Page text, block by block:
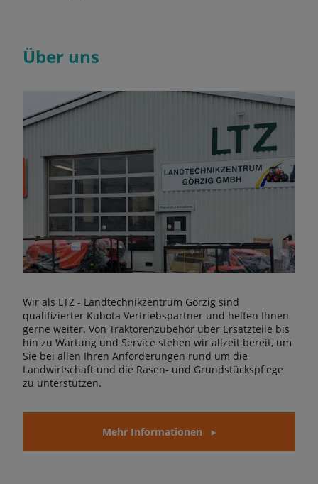
Über uns
Wir als LTZ - Landtechnikzentrum Görzig sind
qualifizierter Kubota Vertriebspartner und helfen Ihnen
gerne weiter. Von Traktorenzubehör über Ersatzteile bis
hin zu Wartung und Service stehen wir allzeit bereit, um
Sie bei allen Ihren Anforderungen rund um die
Landwirtschaft und die Rasen- und Grundstückspflege
zu unterstützen.
Mehr Informationen